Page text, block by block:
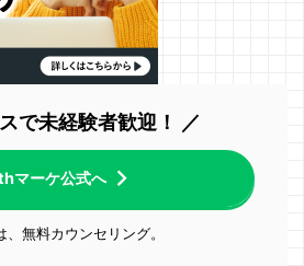
で未経験者歓迎！ ／
マーケ公式へ
、無料カウンセリング。